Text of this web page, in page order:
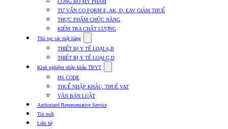
for
Dịch
vụ
khác
CÔNG BỐ MỸ PHẨM
TƯ VẤN CO FORM E, AK, D, EAV GIẢM THUẾ
THỰC PHẨM CHỨC NĂNG
KIỂM TRA CHẤT LƯỢNG
Thủ tục các mặt hàng
submenu
for
Thủ
tục
mặt
hàng
THIẾT BỊ Y TẾ LOẠI A,B
THIẾT BỊ Y TẾ LOẠI C,D
Kinh nghiệm nhập khẩu TBYT
submenu
Kinh
HS CODE
THUẾ NHẬP KHẨU, THUẾ VAT
VĂN BẢN LUẬT
Authorized Representative Service
Tin mới
Liên hệ